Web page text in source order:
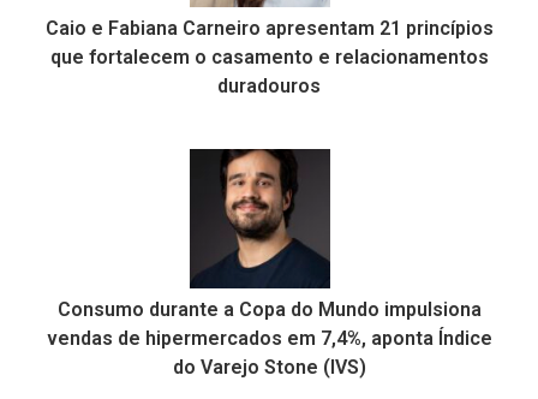
Caio e Fabiana Carneiro apresentam 21 princípios
que fortalecem o casamento e relacionamentos
duradouros
Consumo durante a Copa do Mundo impulsiona
vendas de hipermercados em 7,4%, aponta Índice
do Varejo Stone (IVS)